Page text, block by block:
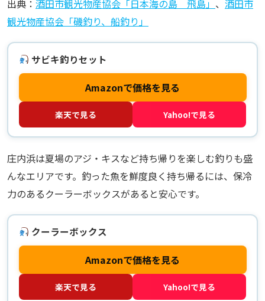
出典： 酒田市観光物産協会「日本海の島 飛島」 、 酒田市
観光物産協会「磯釣り、船釣り」
サビキ釣りセット
Amazonで価格を見る
楽天で見る Yahoo!で見る
庄内浜は夏場のアジ・キスなど持ち帰りを楽しむ釣りも盛
んなエリアです。釣った魚を鮮度良く持ち帰るには、保冷
力のあるクーラーボックスがあると安心です。
クーラーボックス
Amazonで価格を見る
楽天で見る Yahoo!で見る